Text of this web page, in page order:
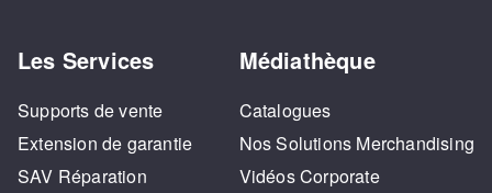
Les Services
Supports de vente
Extension de garantie
SAV Réparation
Médiathèque
Catalogues
Nos Solutions Merchandising
Vidéos Corporate